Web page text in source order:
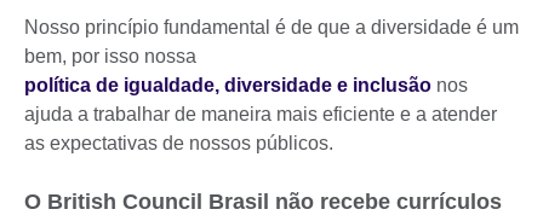
Nosso princípio fundamental é de que a diversidade é um
bem, por isso nossa
política de igualdade, diversidade e inclusão nos
ajuda a trabalhar de maneira mais eficiente e a atender
as expectativas de nossos públicos.
O British Council Brasil não recebe currículos